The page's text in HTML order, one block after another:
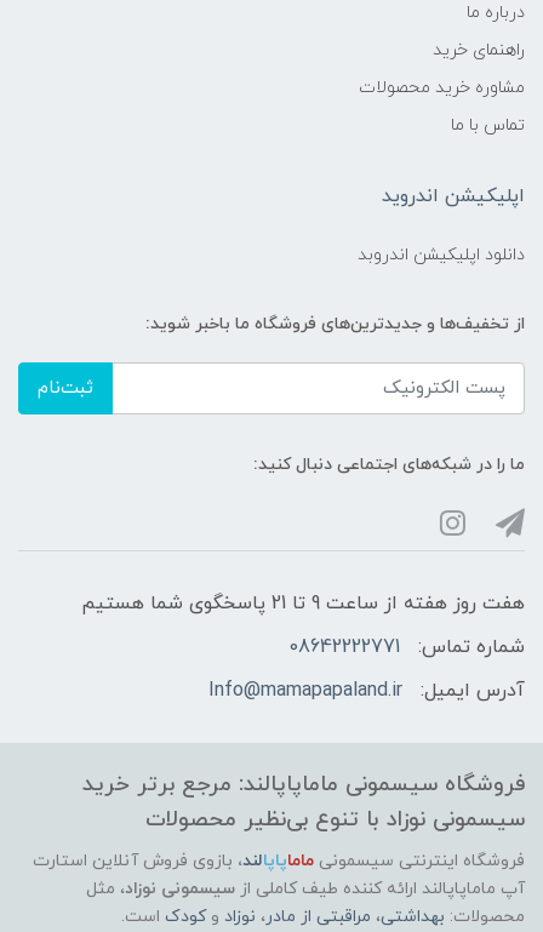
درباره ما
راهنمای خرید
مشاوره خرید محصولات
تماس با ما
اپلیکیشن اندروید
دانلود اپلیکیشن اندروبد
از تخفیف‌ها و جدیدترین‌های فروشگاه ما باخبر شوید:
ثبت‌نام
ما را در شبکه‌های اجتماعی دنبال کنید:
هفت روز هفته از ساعت 9 تا 21 پاسخگوی شما هستیم
شماره تماس:
08642222771
آدرس ایمیل:
Info@mamapapaland.ir
فروشگاه سیسمونی ماماپاپالند: مرجع برتر خرید
سیسمونی نوزاد با تنوع بی‌نظیر محصولات
فروشگاه اینترنتی سیسمونی ماماپاپالند، بازوی فروش آنلاین استارت
آپ ماماپاپالند ارائه کننده طیف کاملی از سیسمونی نوزاد، مثل
محصولات: بهداشتی، مراقبتی از مادر، نوزاد وکودک است.